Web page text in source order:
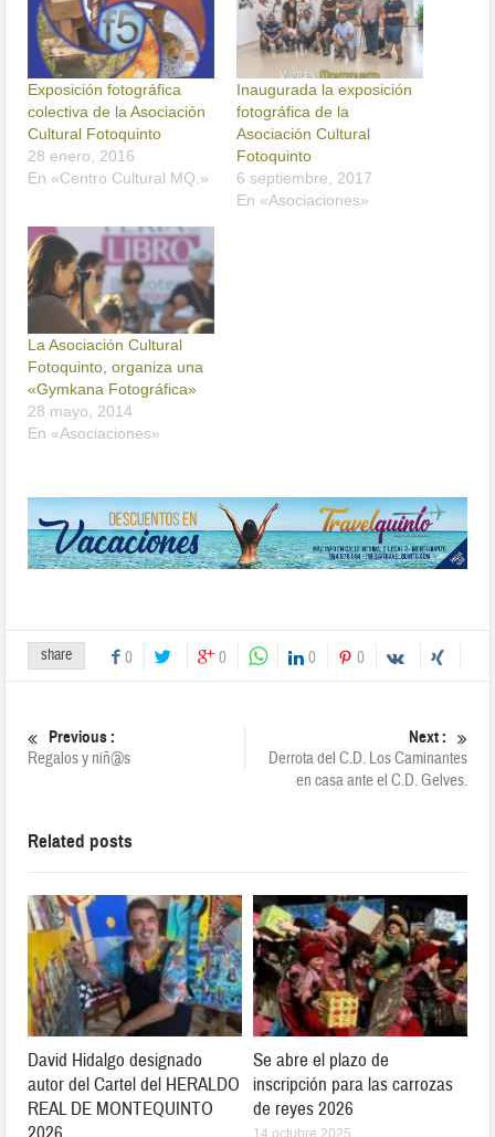
Exposición fotográfica
colectiva de la Asociación
Cultural Fotoquinto
28 enero, 2016
En «Centro Cultural MQ.»
Inaugurada la exposición
fotográfica de la
Asociación Cultural
Fotoquinto
6 septiembre, 2017
En «Asociaciones»
La Asociación Cultural
Fotoquinto, organiza una
«Gymkana Fotográfica»
28 mayo, 2014
En «Asociaciones»
share
Regalos y niñ@s
Derrota del C.D. Los Caminantes
en casa ante el C.D. Gelves.
autor del Cartel del HERALDO
REAL DE MONTEQUINTO
2026
inscripción para las carrozas
de reyes 2026
14 octubre 2025